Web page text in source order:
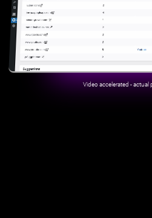
Video accelerated - actual